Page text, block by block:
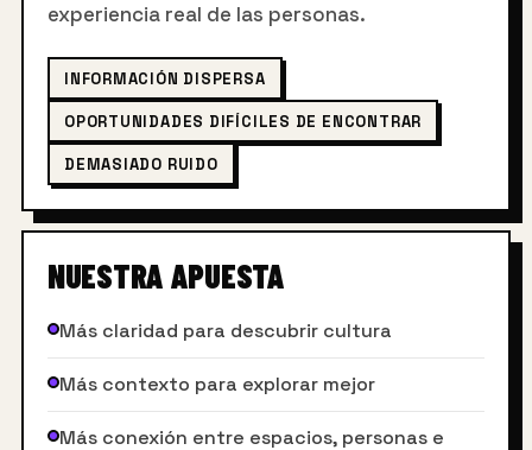
experiencia real de las personas.
INFORMACIÓN DISPERSA
OPORTUNIDADES DIFÍCILES DE ENCONTRAR
DEMASIADO RUIDO
NUESTRA APUESTA
Más claridad para descubrir cultura
Más contexto para explorar mejor
Más conexión entre espacios, personas e